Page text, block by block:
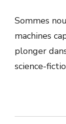
Sommes
machines
plonger
science-